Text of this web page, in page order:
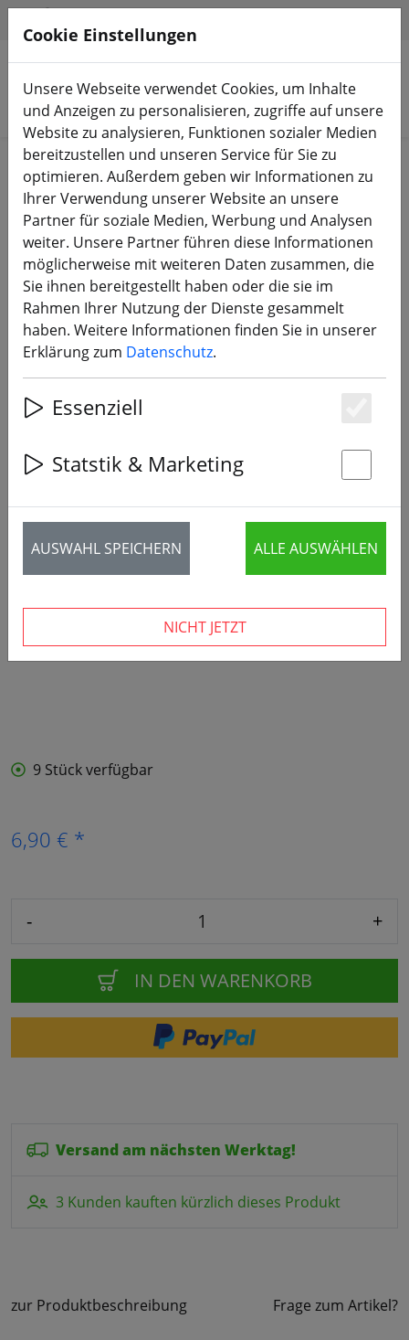
Produkte suchen
Start Equipment RC Fernsteuerung RC-Zubehör
Radiomaster Pocket Ersatz
Antenne
9 Stück verfügbar
6,90 € *
- +
IN DEN WARENKORB
Versand am nächsten Werktag!
3 Kunden kauften kürzlich dieses Produkt
zur Produktbeschreibung Frage zum Artikel?
Cookie Einstellungen
Unsere Webseite verwendet Cookies, um Inhalte
und Anzeigen zu personalisieren, zugriffe auf unsere
Website zu analysieren, Funktionen sozialer Medien
bereitzustellen und unseren Service für Sie zu
optimieren. Außerdem geben wir Informationen zu
Ihrer Verwendung unserer Website an unsere
Partner für soziale Medien, Werbung und Analysen
weiter. Unsere Partner führen diese Informationen
möglicherweise mit weiteren Daten zusammen, die
Sie ihnen bereitgestellt haben oder die sie im
Rahmen Ihrer Nutzung der Dienste gesammelt
haben. Weitere Informationen finden Sie in unserer
Erklärung zum Datenschutz.
Essenziell
Statstik & Marketing
AUSWAHL SPEICHERN ALLE AUSWÄHLEN
NICHT JETZT